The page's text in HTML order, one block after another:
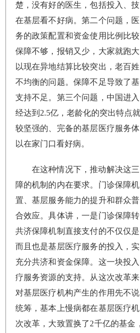
楚，没有好的医生，包括投入、
在基层看不好病。第二个问题，
务的政策配置和资金使用比例比
保障不够，报销又少，大家就跑
以现在异地结算比较突出，老百
不均衡的问题。保障不足导致了
支持不足。第三个问题，中国进
经达到2.5亿，老龄化的突出特点
较坚强的、完备的基层医疗服务
以在家门口看好病。
在这种情况下，推动解决这
障的机制的内在要求。门诊保障
置、基层服务能力的提升和群众
合效应。具体讲，一是门诊保障
共济保障机制直接支付的不仅仅
而且也是基层医疗服务的投入，
充分共济和资金保障。这一块投
疗服务资源的支持。从这次改革
对基层医疗机构产生的作用先不
统筹，基本上慢病都在基层医疗
次改革，大致置换了2千亿的基金